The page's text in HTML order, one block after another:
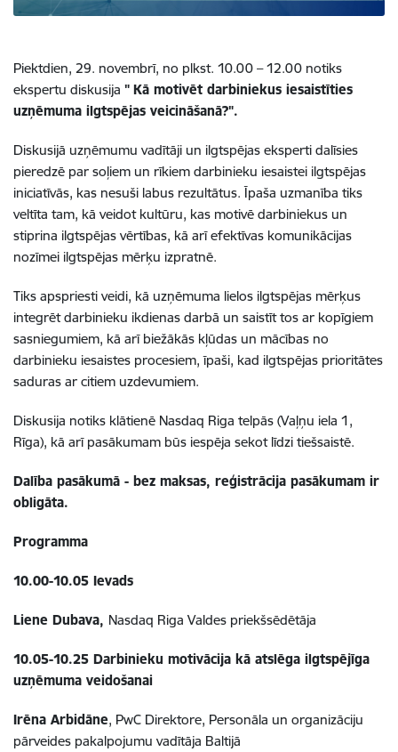
Piektdien, 29. novembrī, no plkst. 10.00 – 12.00 notiks
ekspertu diskusija " Kā motivēt darbiniekus iesaistīties
uzņēmuma ilgtspējas veicināšanā?".
Diskusijā uzņēmumu vadītāji un ilgtspējas eksperti dalīsies
pieredzē par soļiem un rīkiem darbinieku iesaistei ilgtspējas
iniciatīvās, kas nesuši labus rezultātus. Īpaša uzmanība tiks
veltīta tam, kā veidot kultūru, kas motivē darbiniekus un
stiprina ilgtspējas vērtības, kā arī efektīvas komunikācijas
nozīmei ilgtspējas mērķu izpratnē.
Tiks apspriesti veidi, kā uzņēmuma lielos ilgtspējas mērķus
integrēt darbinieku ikdienas darbā un saistīt tos ar kopīgiem
sasniegumiem, kā arī biežākās kļūdas un mācības no
darbinieku iesaistes procesiem, īpaši, kad ilgtspējas prioritātes
saduras ar citiem uzdevumiem.
Diskusija notiks klātienē Nasdaq Riga telpās (Vaļņu iela 1,
Rīga), kā arī pasākumam būs iespēja sekot līdzi tiešsaistē.
Dalība pasākumā - bez maksas, reģistrācija pasākumam ir
obligāta.
Programma
10.00-10.05 Ievads
Liene Dubava, Nasdaq Riga Valdes priekšsēdētāja
10.05-10.25 Darbinieku motivācija kā atslēga ilgtspējīga
uzņēmuma veidošanai
Irēna Arbidāne, PwC Direktore, Personāla un organizāciju
pārveides pakalpojumu vadītāja Baltijā